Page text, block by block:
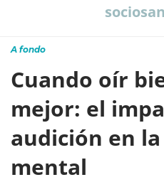
A fondo
Cuando oír
mejor: el
audición en
mental